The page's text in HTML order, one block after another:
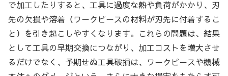
で加工したりすると、工具に過度な熱や負荷がかかり、刃
先の欠損や溶着（ワークピースの材料が刃先に付着するこ
と）を引き起こしやすくなります。これらの問題は、結果
として工具の早期交換につながり、加工コストを増大させ
るだけでなく、予期せぬ工具破損は、ワークピースや機械